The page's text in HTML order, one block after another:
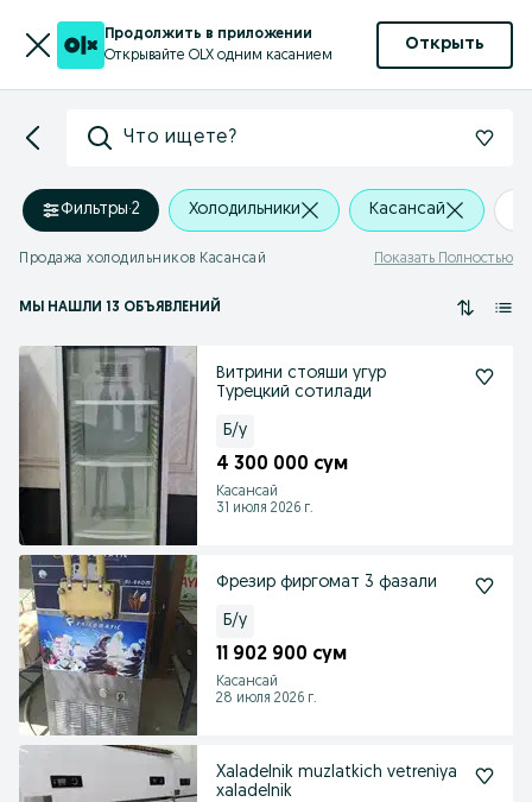
Продолжить в приложении
Открывайте OLX одним касанием
Открыть
Что ищете?
Фильтры·2 Холодильники Касансай
Продажа холодильников Касансай Показать Полностью
МЫ НАШЛИ 13 ОБЪЯВЛЕНИЙ
Витрини стояши угур
Турецкий сотилади
Б/у
4 300 000 сум
Касансай
31 июля 2026 г.
Фрезир фиргомат 3 фазали
Б/у
11 902 900 сум
Касансай
28 июля 2026 г.
Xaladelnik muzlatkich vetreniya
xaladelnik